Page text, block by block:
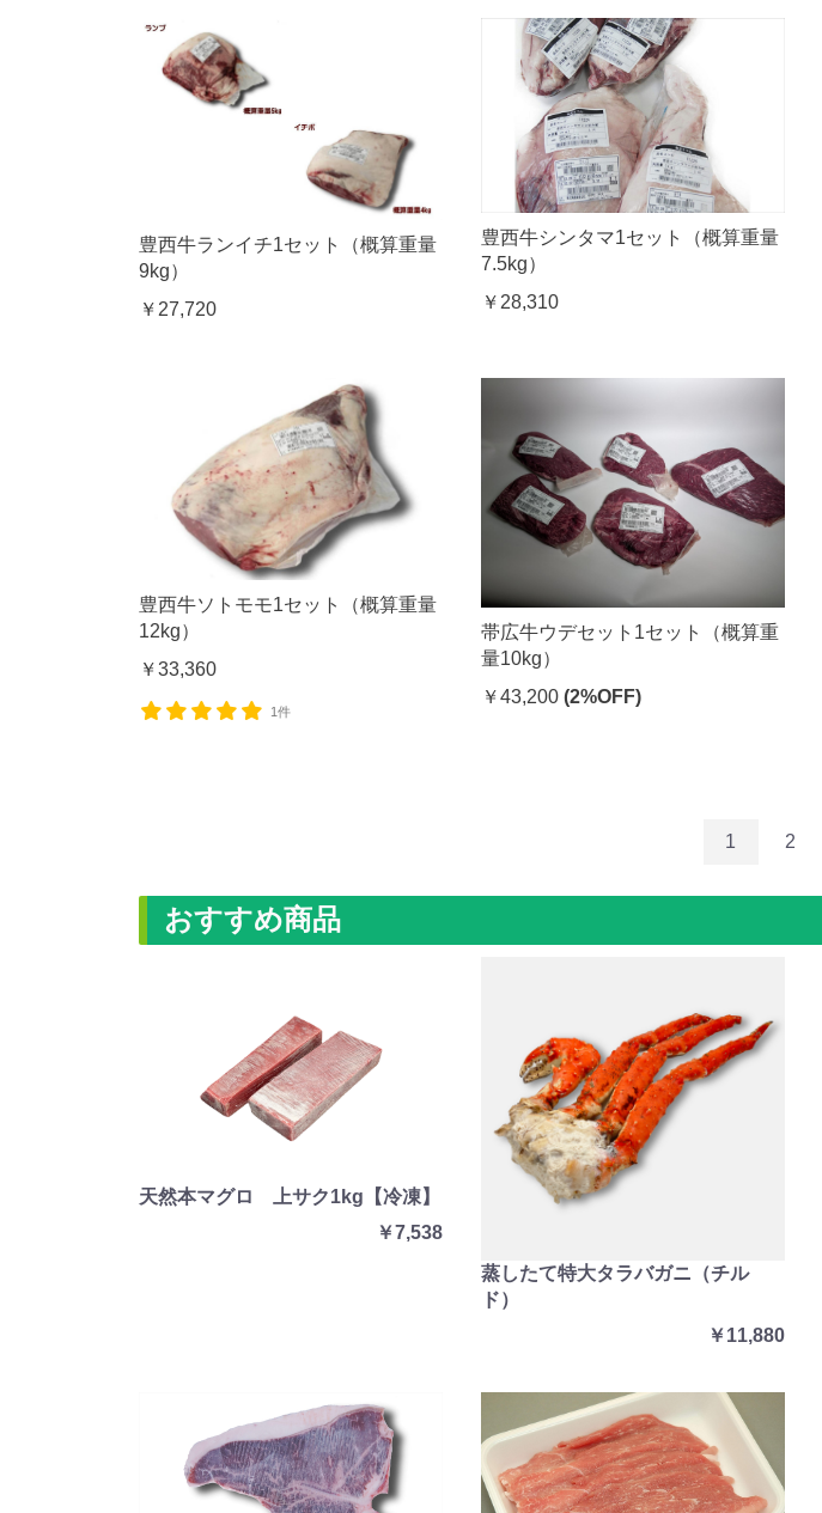
豊西牛ランイチ1セット（概算重量
9kg）
￥27,720
豊西牛シンタマ1セット（概算重量
7.5kg）
￥28,310
豊西牛ソトモモ1セット（概算重量
12kg）
￥33,360
1件
帯広牛ウデセット1セット（概算重
量10kg）
￥43,200 (2%OFF)
1 2
おすすめ商品
天然本マグロ 上サク1kg【冷凍】
￥7,538
蒸したて特大タラバガニ（チル
ド）
￥11,880